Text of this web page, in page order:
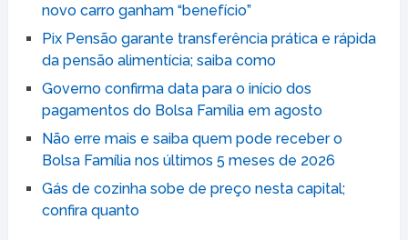
novo carro ganham “benefício”
Pix Pensão garante transferência prática e rápida
da pensão alimentícia; saiba como
Governo confirma data para o início dos
pagamentos do Bolsa Família em agosto
Não erre mais e saiba quem pode receber o
Bolsa Família nos últimos 5 meses de 2026
Gás de cozinha sobe de preço nesta capital;
confira quanto